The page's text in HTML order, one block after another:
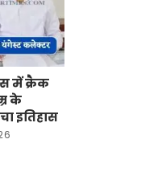
में क्रैक
के
इतिहास